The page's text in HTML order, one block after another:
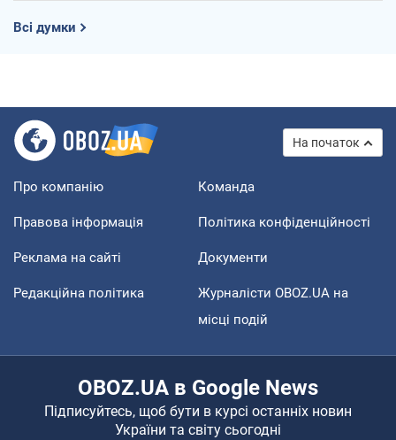
Всі думки
На початок
Про компанію Команда
Правова інформація Політика конфіденційності
Реклама на сайті Документи
Редакційна політика
Журналісти OBOZ.UA на
місці подій
OBOZ.UA в Google News
Підписуйтесь, щоб бути в курсі останніх новин
України та світу сьогодні